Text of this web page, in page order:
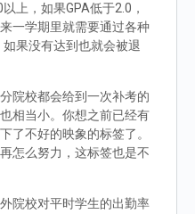
上，如果GPA低于2.0，
一学期里就需要通过各种
果没有达到也就会被退
院校都会给到一次补考的
相当小。你想之前已经有
了不好的映象的标签了。
怎么努力，这标签也是不
院校对平时学生的出勤率